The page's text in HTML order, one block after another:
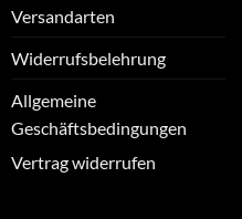
Versandarten
Widerrufsbelehrung
Allgemeine
Geschäftsbedingungen
Vertrag widerrufen